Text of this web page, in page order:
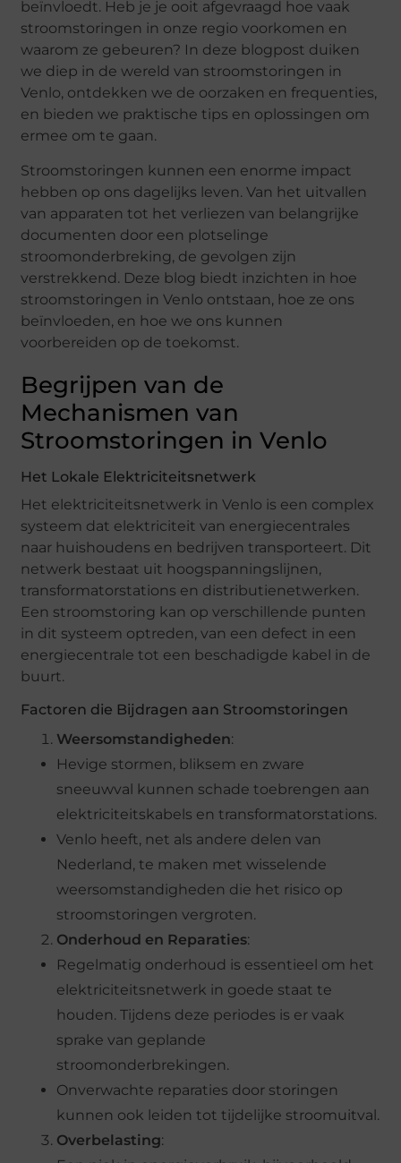
beïnvloedt. Heb je je ooit afgevraagd hoe vaak
stroomstoringen in onze regio voorkomen en
waarom ze gebeuren? In deze blogpost duiken
we diep in de wereld van stroomstoringen in
Venlo, ontdekken we de oorzaken en frequenties,
en bieden we praktische tips en oplossingen om
ermee om te gaan.
Stroomstoringen kunnen een enorme impact
hebben op ons dagelijks leven. Van het uitvallen
van apparaten tot het verliezen van belangrijke
documenten door een plotselinge
stroomonderbreking, de gevolgen zijn
verstrekkend. Deze blog biedt inzichten in hoe
stroomstoringen in Venlo ontstaan, hoe ze ons
beïnvloeden, en hoe we ons kunnen
voorbereiden op de toekomst.
Begrijpen van de
Mechanismen van
Stroomstoringen in Venlo
Het Lokale Elektriciteitsnetwerk
Het elektriciteitsnetwerk in Venlo is een complex
systeem dat elektriciteit van energiecentrales
naar huishoudens en bedrijven transporteert. Dit
netwerk bestaat uit hoogspanningslijnen,
transformatorstations en distributienetwerken.
Een stroomstoring kan op verschillende punten
in dit systeem optreden, van een defect in een
energiecentrale tot een beschadigde kabel in de
buurt.
Factoren die Bijdragen aan Stroomstoringen
Weersomstandigheden:
Hevige stormen, bliksem en zware
sneeuwval kunnen schade toebrengen aan
elektriciteitskabels en transformatorstations.
Venlo heeft, net als andere delen van
Nederland, te maken met wisselende
weersomstandigheden die het risico op
stroomstoringen vergroten.
Onderhoud en Reparaties:
Regelmatig onderhoud is essentieel om het
elektriciteitsnetwerk in goede staat te
houden. Tijdens deze periodes is er vaak
sprake van geplande
stroomonderbrekingen.
Onverwachte reparaties door storingen
kunnen ook leiden tot tijdelijke stroomuitval.
Overbelasting: